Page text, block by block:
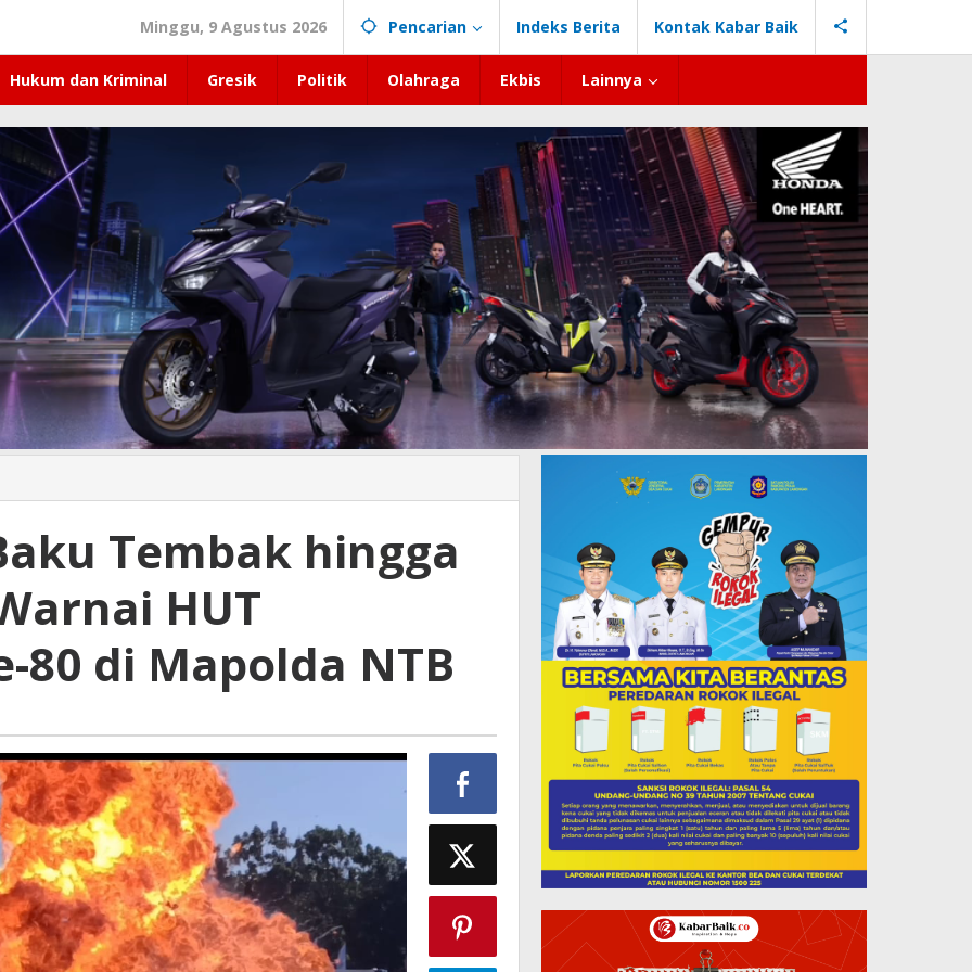
Minggu, 9 Agustus 2026 Pencarian Indeks Berita Kontak Kabar Baik
Hukum dan Kriminal Gresik Politik Olahraga Ekbis Lainnya
Tembak hingga
HUT
80 di Mapolda NTB